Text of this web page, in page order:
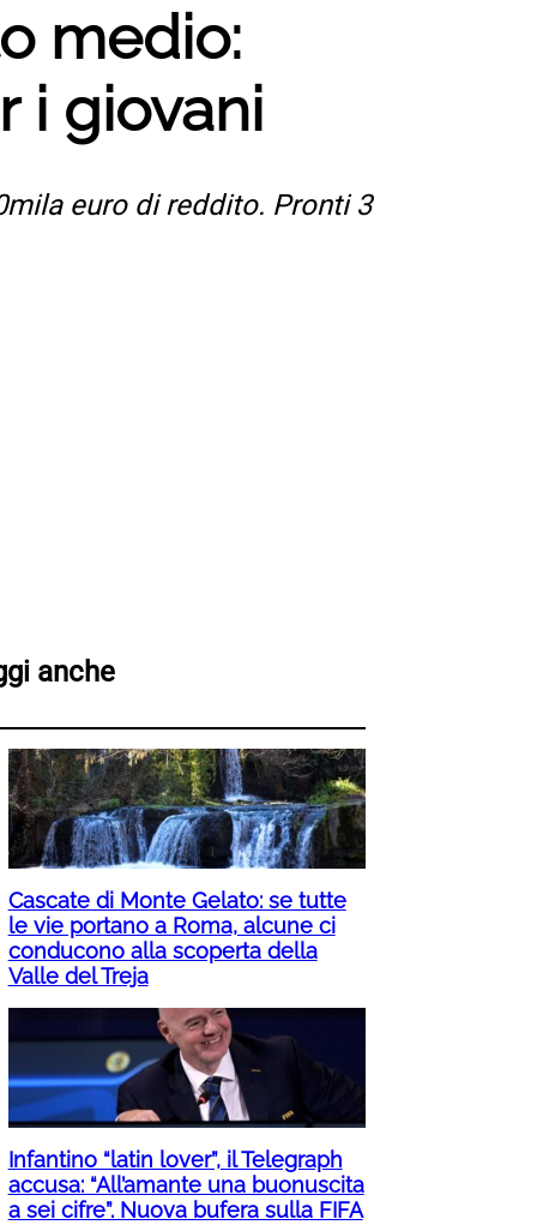
medio:
i giovani
euro di reddito. Pronti 3
anche
Cascate di Monte Gelato: se tutte
le vie portano a Roma, alcune ci
conducono alla scoperta della
Valle del Treja
Infantino “latin lover”, il Telegraph
accusa: “All’amante una buonuscita
a sei cifre”. Nuova bufera sulla FIFA